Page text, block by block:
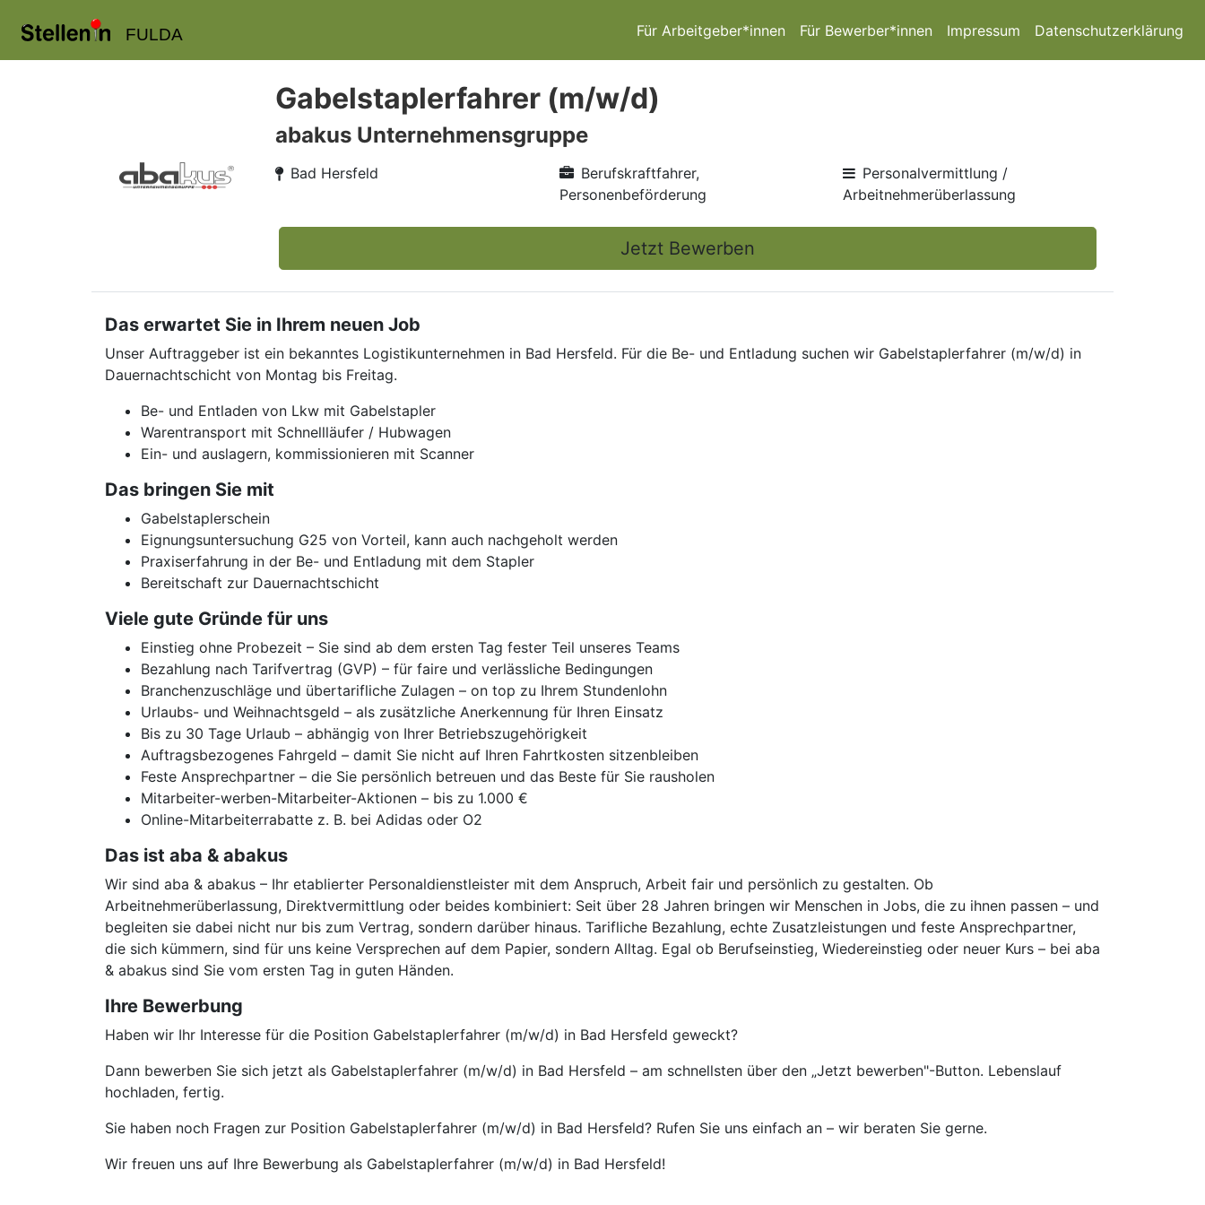
FULDA Für Arbeitgeber*innen Für Bewerber*innen Impressum Datenschutzerklärung
Gabelstaplerfahrer (m/w/d)
abakus Unternehmensgruppe
Bad Hersfeld
Berufskraftfahrer,
Personenbeförderung
Personalvermittlung /
Arbeitnehmerüberlassung
Jetzt Bewerben
Das erwartet Sie in Ihrem neuen Job
Unser Auftraggeber ist ein bekanntes Logistikunternehmen in Bad Hersfeld. Für die Be- und Entladung suchen wir Gabelstaplerfahrer (m/w/d) in
Dauernachtschicht von Montag bis Freitag.
Be- und Entladen von Lkw mit Gabelstapler
Warentransport mit Schnellläufer / Hubwagen
Ein- und auslagern, kommissionieren mit Scanner
Das bringen Sie mit
Gabelstaplerschein
Eignungsuntersuchung G25 von Vorteil, kann auch nachgeholt werden
Praxiserfahrung in der Be- und Entladung mit dem Stapler
Bereitschaft zur Dauernachtschicht
Viele gute Gründe für uns
Einstieg ohne Probezeit – Sie sind ab dem ersten Tag fester Teil unseres Teams
Bezahlung nach Tarifvertrag (GVP) – für faire und verlässliche Bedingungen
Branchenzuschläge und übertarifliche Zulagen – on top zu Ihrem Stundenlohn
Urlaubs- und Weihnachtsgeld – als zusätzliche Anerkennung für Ihren Einsatz
Bis zu 30 Tage Urlaub – abhängig von Ihrer Betriebszugehörigkeit
Auftragsbezogenes Fahrgeld – damit Sie nicht auf Ihren Fahrtkosten sitzenbleiben
Feste Ansprechpartner – die Sie persönlich betreuen und das Beste für Sie rausholen
Mitarbeiter-werben-Mitarbeiter-Aktionen – bis zu 1.000 €
Online-Mitarbeiterrabatte z. B. bei Adidas oder O2
Das ist aba & abakus
Wir sind aba & abakus – Ihr etablierter Personaldienstleister mit dem Anspruch, Arbeit fair und persönlich zu gestalten. Ob
Arbeitnehmerüberlassung, Direktvermittlung oder beides kombiniert: Seit über 28 Jahren bringen wir Menschen in Jobs, die zu ihnen passen – und
begleiten sie dabei nicht nur bis zum Vertrag, sondern darüber hinaus. Tarifliche Bezahlung, echte Zusatzleistungen und feste Ansprechpartner,
die sich kümmern, sind für uns keine Versprechen auf dem Papier, sondern Alltag. Egal ob Berufseinstieg, Wiedereinstieg oder neuer Kurs – bei aba
& abakus sind Sie vom ersten Tag in guten Händen.
Ihre Bewerbung
Haben wir Ihr Interesse für die Position Gabelstaplerfahrer (m/w/d) in Bad Hersfeld geweckt?
Dann bewerben Sie sich jetzt als Gabelstaplerfahrer (m/w/d) in Bad Hersfeld – am schnellsten über den „Jetzt bewerben"-Button. Lebenslauf
hochladen, fertig.
Sie haben noch Fragen zur Position Gabelstaplerfahrer (m/w/d) in Bad Hersfeld? Rufen Sie uns einfach an – wir beraten Sie gerne.
Wir freuen uns auf Ihre Bewerbung als Gabelstaplerfahrer (m/w/d) in Bad Hersfeld!